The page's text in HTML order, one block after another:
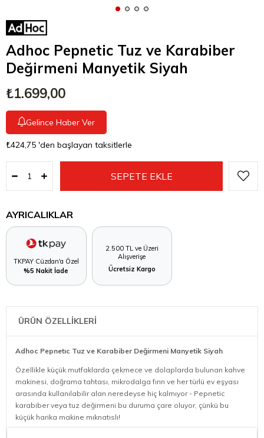
Adhoc Pepnetic Tuz ve Karabiber
Değirmeni Manyetik Siyah
₺1.699,00
Gelince Haber Ver
₺424,75 'den başlayan taksitlerle
AYRICALIKLAR
TKPAY Cüzdan'a Özel
%5 Nakit İade
2.500 TL ve Üzeri
Alışverişe
Ücretsiz Kargo
ÜRÜN ÖZELLİKLERİ
Adhoc Pepnetıc Tuz ve Karabiber Değirmeni Manyetik Siyah
Özellikle küçük mutfaklarda çekmece ve dolaplarda bulunan kahve
makinesi, doğrama tahtası, mikrodalga fırın ve her türlü ev eşyası
arasında kullanılabilir alan neredeyse hiç kalmıyor - Pepnetic
karabiber veya tuz değirmeni bu duruma çare oluyor, çünkü bu
küçük harika makine mıknatıslı!